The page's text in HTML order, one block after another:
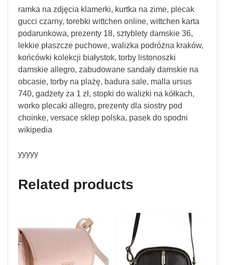
ramka na zdjęcia klamerki, kurtka na zime, plecak
gucci czarny, torebki wittchen online, wittchen karta
podarunkowa, prezenty 18, sztyblety damskie 36,
lekkie płaszcze puchowe, walizka podróżna kraków,
końcówki kolekcji białystok, torby listonoszki
damskie allegro, zabudowane sandały damskie na
obcasie, torby na plażę, badura sale, malla ursus
740, gadżety za 1 zł, stopki do walizki na kółkach,
worko plecaki allegro, prezenty dla siostry pod
choinke, versace sklep polska, pasek do spodni
wikipedia
yyyyy
Related products